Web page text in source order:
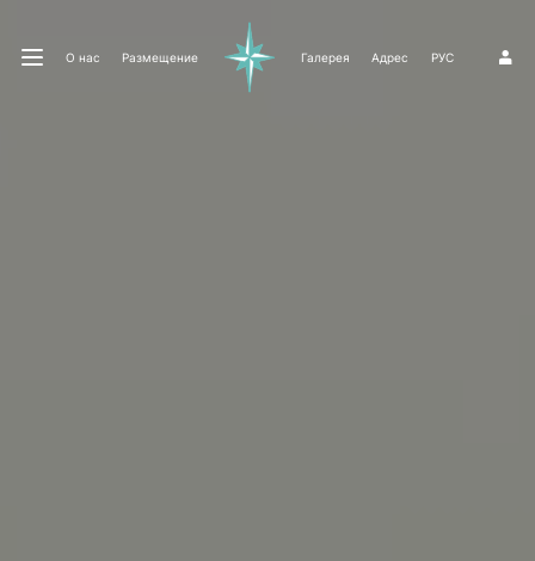
О нас Размещение Галерея Адрес РУС 1